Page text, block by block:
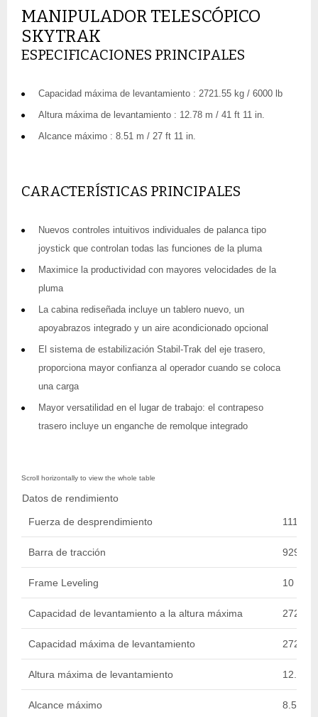
MANIPULADOR TELESCÓPICO
SKYTRAK
ESPECIFICACIONES PRINCIPALES
Capacidad máxima de levantamiento : 2721.55 kg / 6000 lb
Altura máxima de levantamiento : 12.78 m / 41 ft 11 in.
Alcance máximo : 8.51 m / 27 ft 11 in.
CARACTERÍSTICAS PRINCIPALES
Nuevos controles intuitivos individuales de palanca tipo
joystick que controlan todas las funciones de la pluma
Maximice la productividad con mayores velocidades de la
pluma
La cabina rediseñada incluye un tablero nuevo, un
apoyabrazos integrado y un aire acondicionado opcional
El sistema de estabilización Stabil-Trak del eje trasero,
proporciona mayor confianza al operador cuando se coloca
una carga
Mayor versatilidad en el lugar de trabajo: el contrapeso
trasero incluye un enganche de remolque integrado
Datos de rendimiento
Fuerza de desprendimiento
Barra de tracción
Frame Leveling 10
Capacidad de levantamiento a la altura máxima
Capacidad máxima de levantamiento
Altura máxima de levantamiento 12.78
Alcance máximo 8.51 m